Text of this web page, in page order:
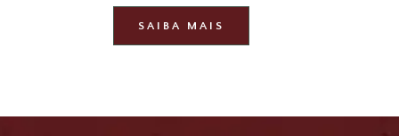
SAIBA MAIS